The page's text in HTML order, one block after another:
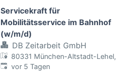
Servicekraft für
Mobilitätsservice im Bahnhof
(w/m/d)
DB Zeitarbeit GmbH
80331 München-Altstadt-Lehel,
Deutschland
Veröffentlicht:
vor 5 Tagen